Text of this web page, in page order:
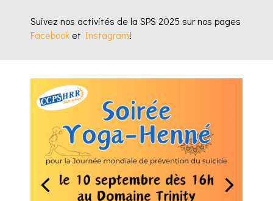
Suivez nos activités de la SPS 2025 sur nos pages
Facebook et Instagram!